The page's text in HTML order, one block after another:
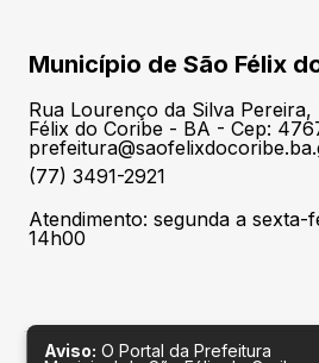
Município de São Félix
Rua Lourenço da Silva Pereira,
Félix do Coribe - BA - Cep:
(77) 3491-2921
Atendimento: segunda a sexta-
14h00
Aviso: O Portal da Prefeitura